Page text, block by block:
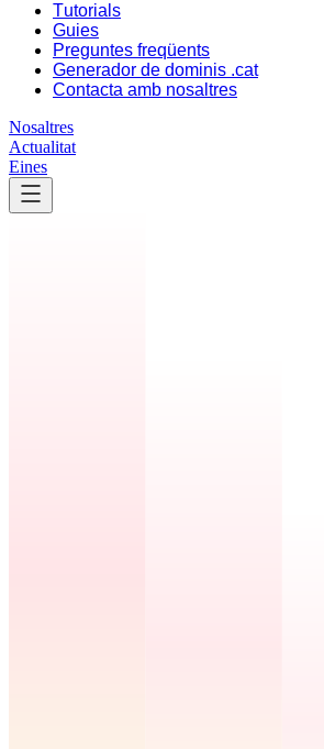
Tutorials
Guies
Preguntes freqüents
Generador de dominis .cat
Contacta amb nosaltres
Nosaltres
Actualitat
Eines